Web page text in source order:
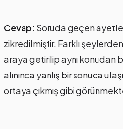
Cevap: Soruda geçen
zikredilmiştir. Farklı
araya getirilip aynı konudan
alınınca yanlış bir sonuca
ortaya çıkmış gibi